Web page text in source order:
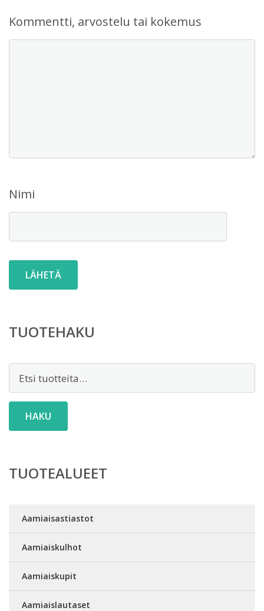
Kommentti, arvostelu tai kokemus
Nimi
TUOTEHAKU
HAKU
TUOTEALUEET
Aamiaisastiastot
Aamiaiskulhot
Aamiaiskupit
Aamiaislautaset